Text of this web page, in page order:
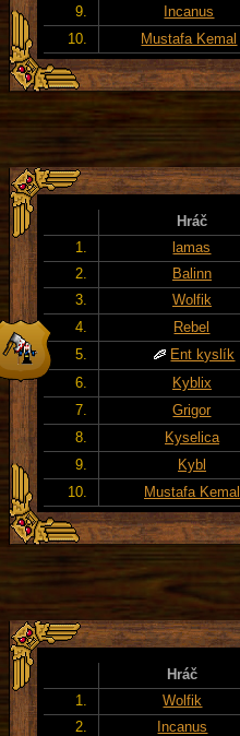
9.
Incanus
10.
Mustafa Kemal
Hráč
1.
lamas
2.
Balinn
3.
Wolfik
4.
Rebel
5.
Ent kyslík
6.
Kyblix
7.
Grigor
8.
Kyselica
9.
Kybl
10.
Mustafa Kemal
Hráč
1.
Wolfik
2.
Incanus